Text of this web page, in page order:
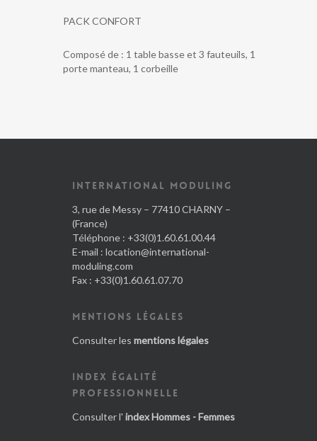
PACK CONFORT
Composé de : 1 table basse et 3 fauteuils, 1
porte manteau, 1 corbeille
INTERNATIONAL MODULING
3, rue de Messy – 77410 CHARNY –
(France)
Téléphone : +33(0)1.60.61.00.44
E-mail : location@international-
moduling.com
Fax : +33(0)1.60.61.07.70
MENTIONS LÉGALES
Consulter les mentions légales
INDEX ÉGALITÉ
PROFESSIONNELLE
Consulter l' index Hommes - Femmes